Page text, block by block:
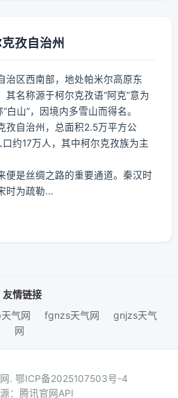
孜自治州
治区西南部，地处帕米尔高原东
名称源于柯尔克孜语“阿克”意为
白山”，因境内多雪山而得名。
孜自治州，总面积2.5万平方公
约17万人，其中柯尔克孜族为主
便是丝绸之路的重要通道。秦汉时
时为疏勒...
友情链接
气网 fgnzs天气网
gnjzs天气
网
. 鄂ICP备2025107503号-4
：腾讯官网API